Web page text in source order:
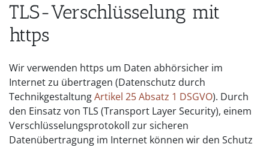
TLS-Verschlüsselung mit
https
Wir verwenden https um Daten abhörsicher im
Internet zu übertragen (Datenschutz durch
TechnikgestaltungArtikel 25 Absatz 1 DSGVO). Durch
den Einsatz von TLS (Transport Layer Security), einem
Verschlüsselungsprotokoll zur sicheren
Datenübertragung im Internet können wir den Schutz